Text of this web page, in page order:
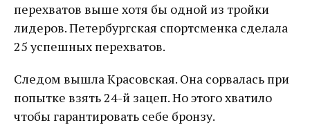
перехватов выше хотя бы одной из тройки
лидеров. Петербургская спортсменка сделала
25 успешных перехватов.
Следом вышла Красовская. Она сорвалась при
попытке взять 24-й зацеп. Но этого хватило
чтобы гарантировать себе бронзу.